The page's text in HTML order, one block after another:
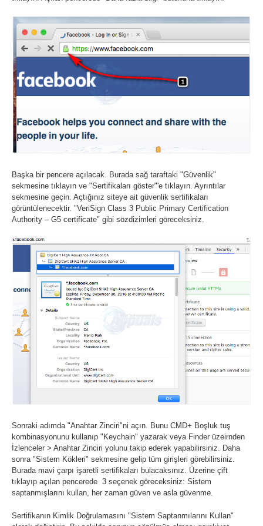
Başka bir pencere açılacak. Burada sağ taraftaki "Güvenlik"
sekmesine tıklayın ve "Sertifikaları göster"'e tıklayın. Ayrıntılar
sekmesine geçin. Açtığınız siteye ait güvenlik sertifikaları
görüntülenecektir. "VeriSign Class 3 Public Primary Certification
Authority – G5 certificate" gibi sözdizimleri göreceksiniz.
Sonraki adımda "Anahtar Zinciri"ni açın. Bunu CMD+ Boşluk tuş
kombinasyonunu kullanıp "Keychain" yazarak veya Finder üzeirnden
İzlenceler > Anahtar Zinciri yolunu takip ederek yapabilirsiniz. Daha
sonra "Sistem Kökleri" sekmesine gelip tüm girişleri görebilirsiniz.
Burada mavi çarpı işaretli sertifikaları bulacaksınız. Üzerine çift
tıklayıp açılan pencerede 3 seçenek göreceksiniz: Sistem
saptanmışlarını kullan, her zaman güven ve asla güvenme.
Sertifikanın Kimlik Doğrulamasını "Sistem Saptanmılarını Kullan"